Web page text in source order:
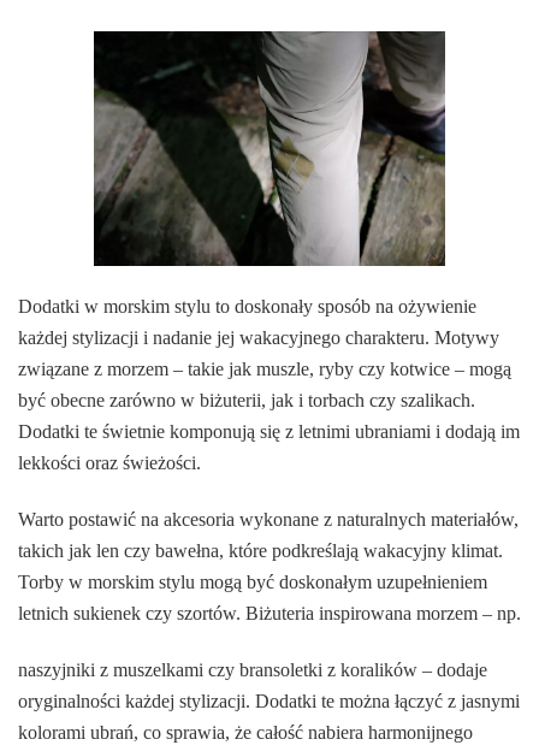
Dodatki w morskim stylu to doskonały sposób na ożywienie
każdej stylizacji i nadanie jej wakacyjnego charakteru. Motywy
związane z morzem – takie jak muszle, ryby czy kotwice – mogą
być obecne zarówno w biżuterii, jak i torbach czy szalikach.
Dodatki te świetnie komponują się z letnimi ubraniami i dodają im
lekkości oraz świeżości.
Warto postawić na akcesoria wykonane z naturalnych materiałów,
takich jak len czy bawełna, które podkreślają wakacyjny klimat.
Torby w morskim stylu mogą być doskonałym uzupełnieniem
letnich sukienek czy szortów. Biżuteria inspirowana morzem – np.
naszyjniki z muszelkami czy bransoletki z koralików – dodaje
oryginalności każdej stylizacji. Dodatki te można łączyć z jasnymi
kolorami ubrań, co sprawia, że całość nabiera harmonijnego